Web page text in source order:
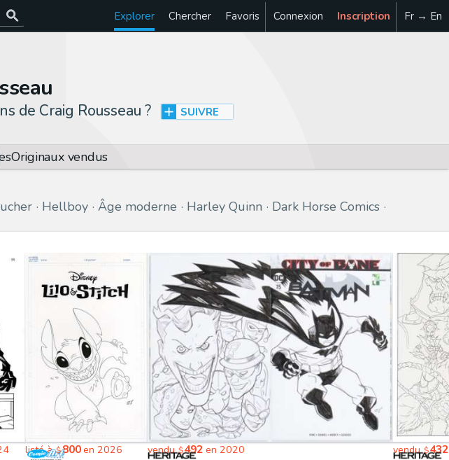
Explorer Chercher Favoris Connexion Inscription Fr → En
de Craig Rousseau ? SUIVRE
Originaux vendus
Hellboy Âge moderne Harley Quinn
Dark Horse Comics
listé à$800en 2026 vendu$492 en 2020 vendu$432